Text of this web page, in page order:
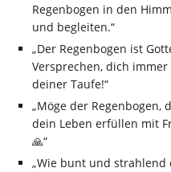
Regenbogen in den
und begleiten.“
„Der Regenbogen ist
Versprechen, dich immer
deiner Taufe!“
„Möge der Regenbogen,
dein Leben erfüllen mit
🙏“
„Wie bunt und strahlend